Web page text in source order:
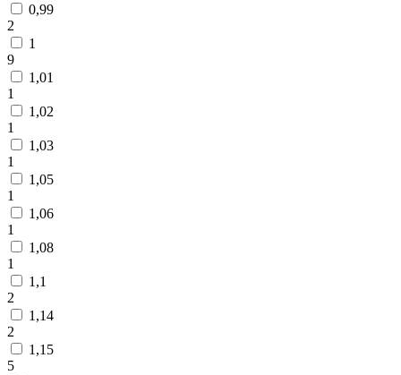
0,99
2
1
9
1,01
1
1,02
1
1,03
1
1,05
1
1,06
1
1,08
1
1,1
2
1,14
2
1,15
5